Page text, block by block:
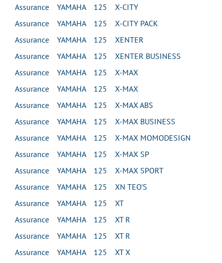
Assurance YAMAHA 125 X-CITY
Assurance YAMAHA 125 X-CITY PACK
Assurance YAMAHA 125 XENTER
Assurance YAMAHA 125 XENTER BUSINESS
Assurance YAMAHA 125 X-MAX
Assurance YAMAHA 125 X-MAX
Assurance YAMAHA 125 X-MAX ABS
Assurance YAMAHA 125 X-MAX BUSINESS
Assurance YAMAHA 125 X-MAX MOMODESIGN
Assurance YAMAHA 125 X-MAX SP
Assurance YAMAHA 125 X-MAX SPORT
Assurance YAMAHA 125 XN TEO'S
Assurance YAMAHA 125 XT
Assurance YAMAHA 125 XT R
Assurance YAMAHA 125 XT R
Assurance YAMAHA 125 XT X